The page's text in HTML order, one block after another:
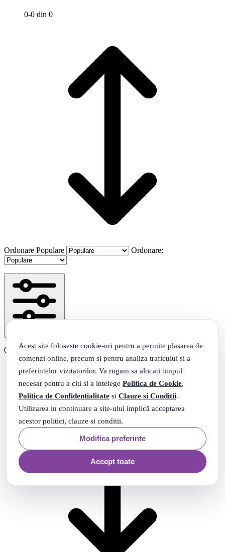
Acest site foloseste cookie-uri pentru a permite plasarea de
comenzi online, precum si pentru analiza traficului si a
preferintelor vizitatorilor. Va rugam sa alocati timpul
necesar pentru a citi si a intelege Politica de Cookie,
Politica de Confidentialitate si Clauze si Conditii.
Utilizarea in continuare a site-ului implică acceptarea
acestor politici, clauze si conditii.
Modifica preferinte
Accept toate
0-0 din 0
Ordonare Populare Ordonare:
0 produse